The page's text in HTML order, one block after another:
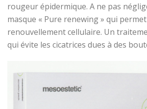
rougeur épidermique. A ne pas
masque « Pure renewing » qui
renouvellement cellulaire. Un
qui évite les cicatrices dues à des